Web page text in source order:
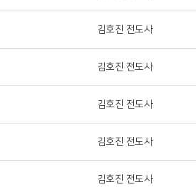
김호진 전도사
김호진 전도사
김호진 전도사
김호진 전도사
김호진 전도사